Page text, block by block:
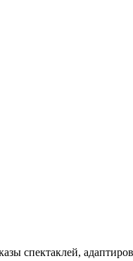
спектаклей,